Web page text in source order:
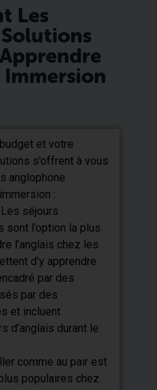
Les
Immersion
et votre
s’offrent à vous
anglophone
:
Les séjours
l’option la plus
l’anglais chez les
d’y apprendre
par des
par des
et incluent
d’anglais durant le
comme au pair est
populaires chez